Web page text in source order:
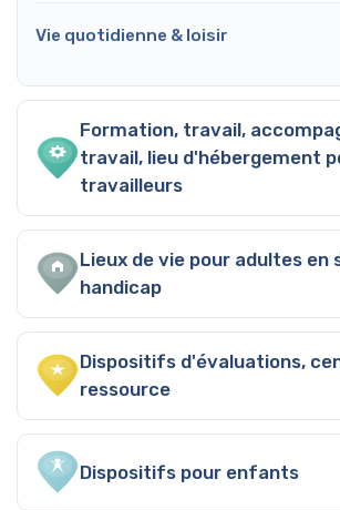
Vie quotidienne & loisir
Formation, travail,
travail, lieu d'hébergement
travailleurs
Lieux de vie pour adultes en
handicap
Dispositifs d'évaluations,
ressource
Dispositifs pour enfants